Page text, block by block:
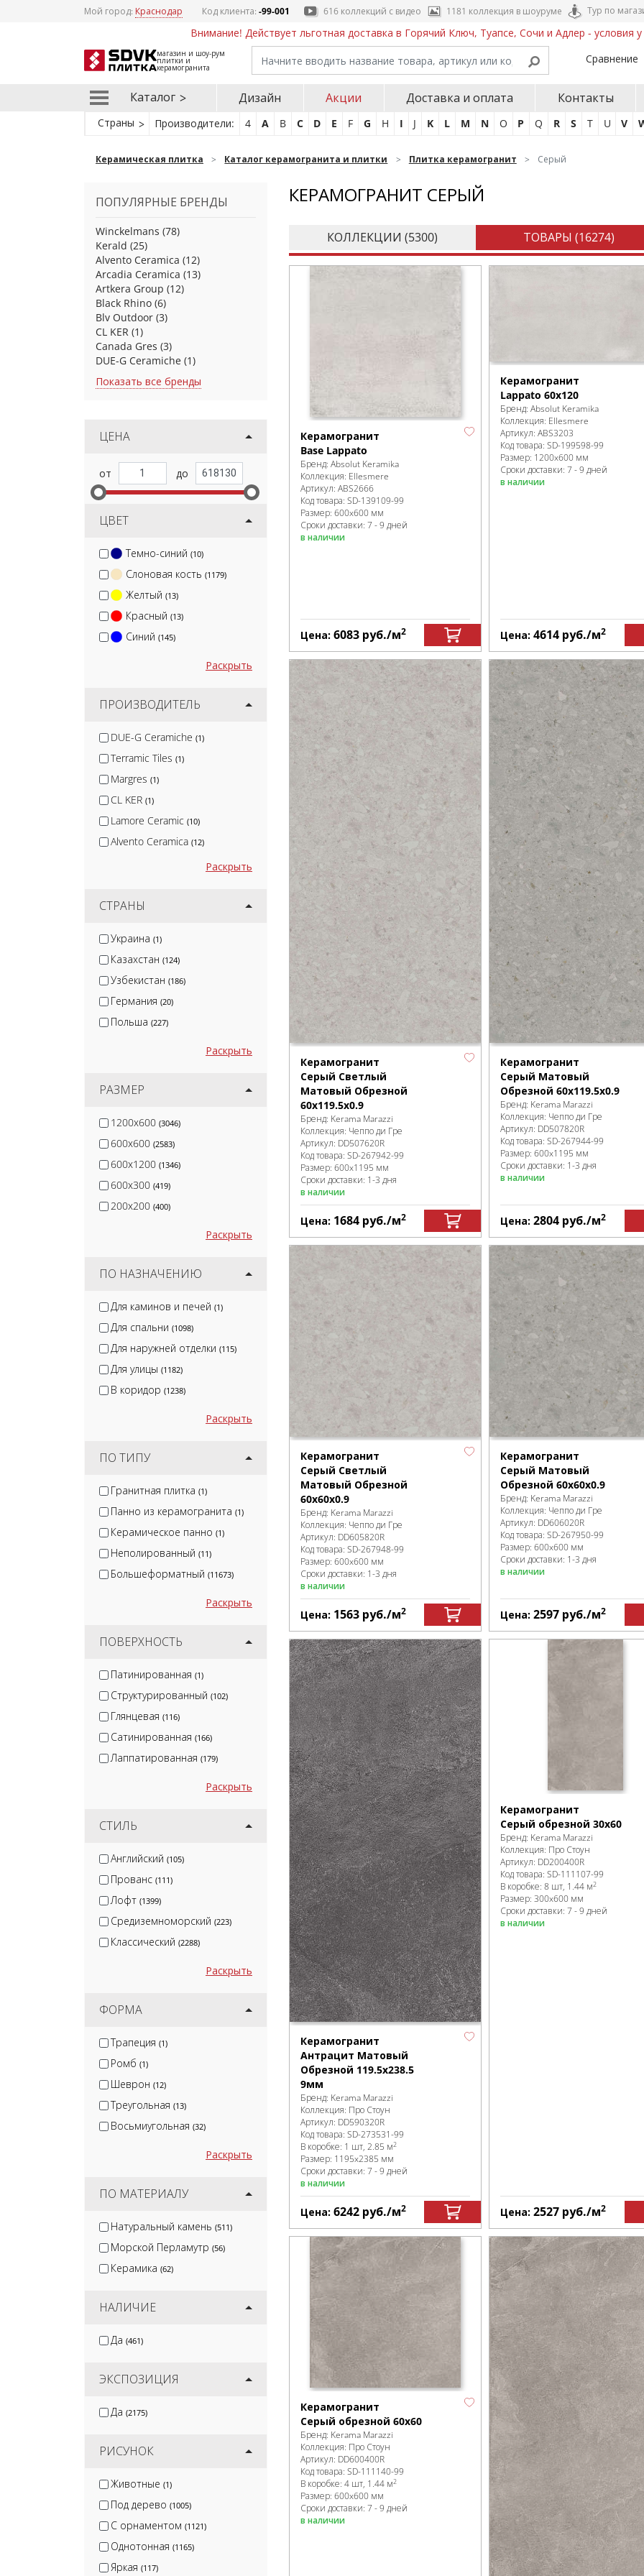
Мой город: Краснодар Код клиента:-99-001 616 коллекций с видео 1181 коллекция в шоуруме Тур по
Внимание! Действует льготная доставка в Горячий Ключ, Туапсе, Сочи и Адлер - условия
магазин и шоу-рум
плитки и
керамогранита
Сравнение
Каталог Дизайн Акции Доставка и оплата Контакты
Страны Производители: 4 A B C D E F G H I J K L M N O P Q R S T U V
Керамическая плитка Каталог керамогранита и плитки Плитка керамогранит Серый
ПОПУЛЯРНЫЕ БРЕНДЫ
Winckelmans (78)
Kerald (25)
Alvento Ceramica (12)
Arcadia Ceramica (13)
Artkera Group (12)
Black Rhino (6)
Blv Outdoor (3)
CL KER (1)
Canada Gres (3)
DUE-G Ceramiche (1)
Показать все бренды
ЦЕНА
ЦВЕТ
Темно-синий (10)
Слоновая кость (1179)
Желтый (13)
Красный (13)
Синий (145)
Раскрыть
ПРОИЗВОДИТЕЛЬ
DUE-G Ceramiche (1)
Terramic Tiles (1)
Margres (1)
CL KER (1)
Lamore Ceramic (10)
Alvento Ceramica (12)
Diamond Ceramics
Infinity
Isla
Раскрыть
СТРАНЫ
Украина (1)
Казахстан (124)
Узбекистан (186)
Германия (20)
Польша (227)
Раскрыть
РАЗМЕР
1200x600 (3046)
600x600 (2583)
600x1200 (1346)
600x300 (419)
200x200 (400)
Раскрыть
ПО НАЗНАЧЕНИЮ
Для каминов и печей (1)
Для спальни (1098)
Для наружней отделки (115)
Для улицы (1182)
В коридор (1238)
Раскрыть
ПО ТИПУ
Гранитная плитка (1)
Панно из керамогранита (1)
Керамическое панно (1)
Неполированный (11)
Большеформатный (11673)
Раскрыть
ПОВЕРХНОСТЬ
Патинированная (1)
Структурированный (102)
Глянцевая (116)
Сатинированная (166)
Лаппатированная (179)
Раскрыть
СТИЛЬ
Английский (105)
Прованс (111)
Лофт (1399)
Средиземноморский (223)
Классический (2288)
Раскрыть
ФОРМА
Трапеция (1)
Ромб (1)
Шеврон (12)
Треугольная (13)
Восьмиугольная (32)
Раскрыть
ПО МАТЕРИАЛУ
Натуральный камень (511)
Морской Перламутр (56)
Керамика (62)
НАЛИЧИЕ
Да (461)
ЭКСПОЗИЦИЯ
Да (2175)
РИСУНОК
Животные (1)
Под дерево (1005)
С орнаментом (1121)
Однотонная (1165)
Яркая (117)
КЕРАМОГРАНИТ СЕРЫЙ
КОЛЛЕКЦИИ (5300) ТОВАРЫ (16274)
Керамогранит
Base Lappato
Бренд: Absolut Keramika
Коллекция: Ellesmere
Артикул: ABS2666
Код товара: SD-139109-99
Размер: 600x600 мм
Сроки доставки: 7 - 9 дней
в наличии
Цена: 6083 руб./м2
Керамогранит
Lappato 60x120
Бренд:Absolut Keramika
Коллекция: Ellesmere
Артикул:ABS3203
Код товара:SD-199598-99
Размер: 1200x600 мм
Сроки доставки: 7 - 9 дней
в наличии
Цена:4614 руб./м2
Керамогранит
Серый Светлый
Матовый Обрезной
60x119.5x0.9
Бренд: Kerama Marazzi
Коллекция: Чеппо ди Гре
Артикул: DD507620R
Код товара: SD-267942-99
Размер: 600x1195 мм
Сроки доставки: 1-3 дня
в наличии
Цена: 1684 руб./м2
Керамогранит
Серый Матовый
Обрезной 60x119.5x0.9
Бренд: Kerama Marazzi
Коллекция: Чеппо ди Гре
Артикул: DD507820R
Код товара:SD-267944-99
Размер:600x1195 мм
Сроки доставки: 1-3 дня
в наличии
Цена:2804 руб./м2
Керамогранит
Серый Светлый
Матовый Обрезной
60x60x0.9
Бренд: Kerama Marazzi
Коллекция: Чеппо ди Гре
Артикул: DD605820R
Код товара: SD-267948-99
Размер: 600x600 мм
Сроки доставки: 1-3 дня
в наличии
Цена: 1563 руб./м2
Керамогранит
Серый Матовый
Обрезной 60x60x0.9
Бренд: Kerama Marazzi
Коллекция: Чеппо ди Гре
Артикул: DD606020R
Код товара:SD-267950-99
Размер:600x600 мм
Сроки доставки: 1-3 дня
в наличии
Цена:2597 руб./м2
Керамогранит
Антрацит Матовый
Обрезной 119.5x238.5
9мм
Бренд: Kerama Marazzi
Коллекция: Про Стоун
Артикул: DD590320R
Код товара: SD-273531-99
В коробке: 1 шт, 2.85 м2
Размер: 1195x2385 мм
Сроки доставки: 7 - 9 дней
в наличии
Цена: 6242 руб./м2
Керамогранит
Серый обрезной 30х60
Бренд: Kerama Marazzi
Коллекция: Про Стоун
Артикул: DD200400R
Код товара:SD-111107-99
В коробке:8 шт, 1.44 м2
Размер:300x600 мм
Сроки доставки: 7 - 9 дней
в наличии
Цена:2527 руб./м2
Керамогранит
Серый обрезной 60х60
Бренд: Kerama Marazzi
Коллекция: Про Стоун
Артикул: DD600400R
Код товара: SD-111140-99
В коробке: 4 шт, 1.44 м2
Размер: 600x600 мм
Сроки доставки: 7 - 9 дней
в наличии